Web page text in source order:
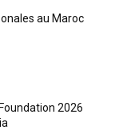
au Maroc
2026